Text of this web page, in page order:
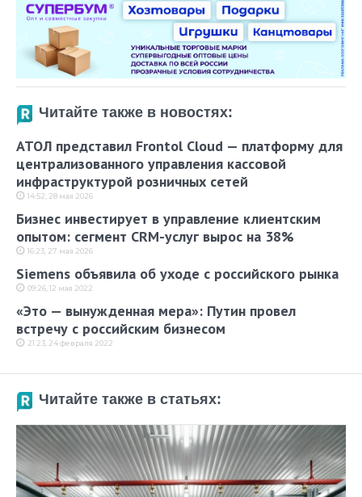
Читайте также в новостях:
АТОЛ представил Frontol Cloud — платформу для
централизованного управления кассовой
инфраструктурой розничных сетей
14:52, 28 мая 2026
Бизнес инвестирует в управление клиентским
опытом: сегмент CRM-услуг вырос на 38%
16:23, 27 мая 2026
Siemens объявила об уходе с российского рынка
09:26, 12 мая 2022
«Это — вынужденная мера»: Путин провел
встречу с российским бизнесом
21:23, 24 февраля 2022
Читайте также в статьях: